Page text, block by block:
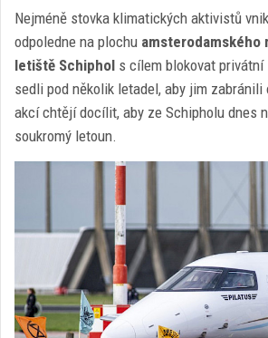
Nejméně stovka klimatických aktivistů
odpoledne na plochu amsterodamského
letiště Schiphol s cílem blokovat
sedli pod několik letadel, aby jim
akcí chtějí docílit, aby ze Schipholu dnes
soukromý letoun.